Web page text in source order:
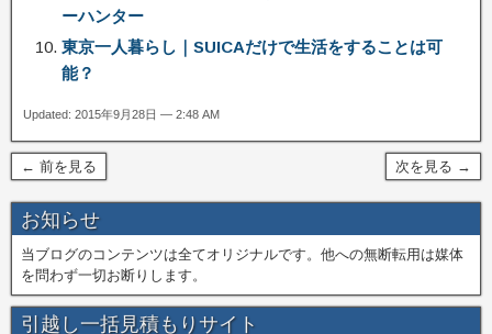
ーハンター
東京一人暮らし｜SUICAだけで生活をすることは可
能？
Updated: 2015年9月28日 — 2:48 AM
← 前を見る 次を見る →
お知らせ
当ブログのコンテンツは全てオリジナルです。他への無断転用は媒体
を問わず一切お断りします。
引越し一括見積もりサイト